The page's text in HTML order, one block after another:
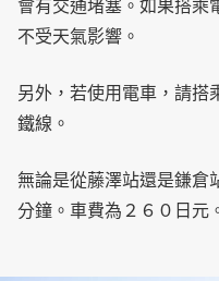
會有交通堵塞。如果搭乘
不受天氣影響。
另外，若使用電車，請搭
鐵線。
無論是從藤澤站還是鎌倉
分鐘。車費為２６０日元